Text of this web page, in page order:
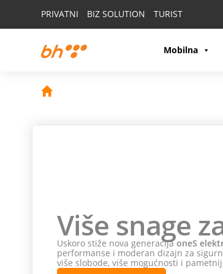
PRIVATNI BIZ SOLUTION TURIST
Mobilna
Više snage
Uskoro stiže nova generacijaoneS
performanse i moderan dizajn za
više slobode, više mogućnosti i